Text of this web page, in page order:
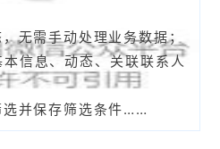
无需手动处理业务数据；
信息、动态、关联联系人
选并保存筛选条件……